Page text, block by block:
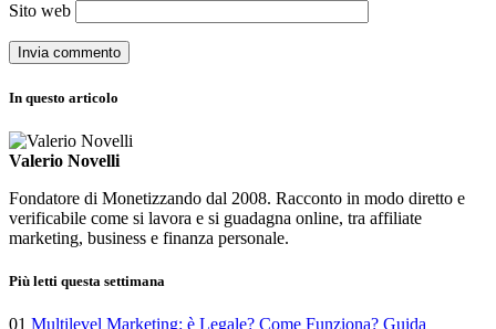
Sito web
In questo articolo
Valerio Novelli
Fondatore di Monetizzando dal 2008. Racconto in modo diretto e
verificabile come si lavora e si guadagna online, tra affiliate
marketing, business e finanza personale.
Più letti questa settimana
01 Multilevel Marketing: è Legale? Come Funziona? Guida